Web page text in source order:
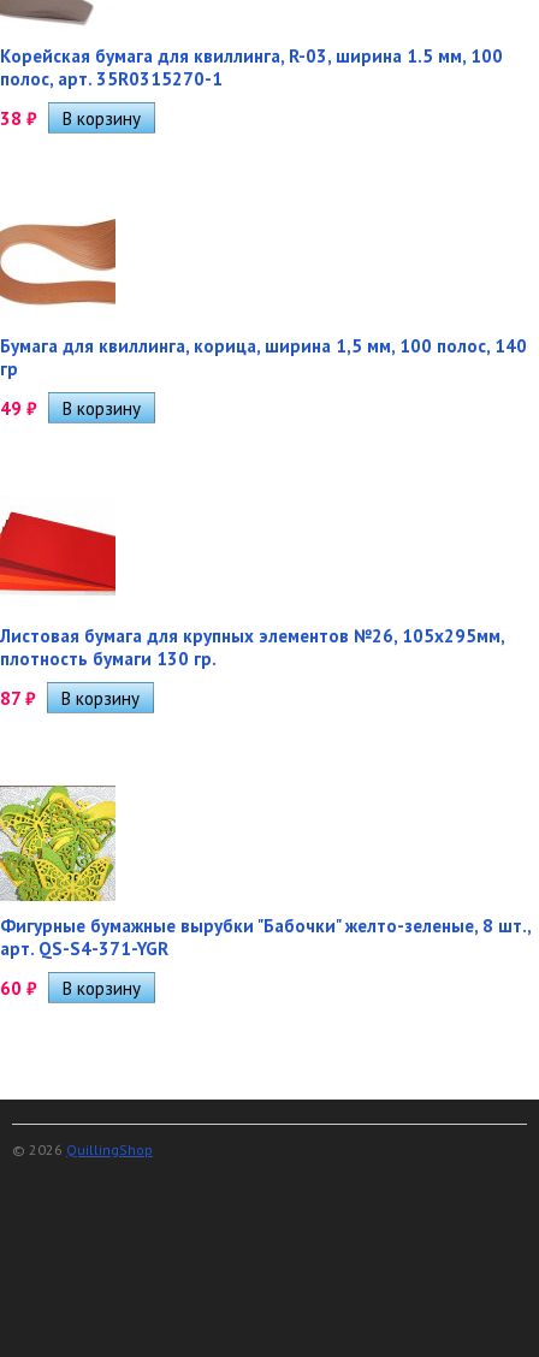
Корейская бумага для квиллинга, R-03, ширина 1.5 мм, 100
полос, арт. 35R0315270-1
38 ₽
Бумага для квиллинга, корица, ширина 1,5 мм, 100 полос, 140
гр
49 ₽
Листовая бумага для крупных элементов №26, 105х295мм,
плотность бумаги 130 гр.
87 ₽
Фигурные бумажные вырубки "Бабочки" желто-зеленые, 8 шт.,
арт. QS-S4-371-YGR
60 ₽
© 2026 QuillingShop